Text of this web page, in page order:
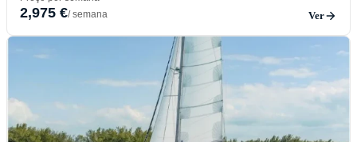
2,975 €/ semana Ver